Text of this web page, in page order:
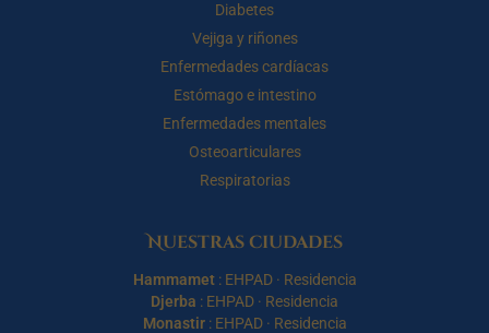
Diabetes
Vejiga y riñones
Enfermedades cardíacas
Estómago e intestino
Enfermedades mentales
Osteoarticulares
Respiratorias
Nuestras ciudades
Hammamet: EHPAD· Residencia
Djerba : EHPAD · Residencia
Monastir: EHPAD· Residencia